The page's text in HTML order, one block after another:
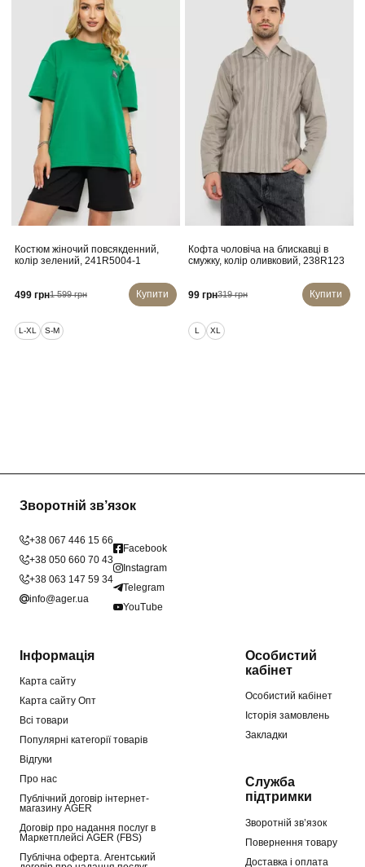
Костюм жіночий повсякденний,
колір зелений, 241R5004-1
499 грн1 599 грн Купити
L-XL S-M
Кофта чоловіча на блискавці в
смужку, колір оливковий, 238R123
99 грн319 грн Купити
L XL
Зворотній зв’язок
+38 067 446 15 66
+38 050 660 70 43
+38 063 147 59 34
info@ager.ua
Facebook
Instagram
Telegram
YouTube
Інформація
Карта сайту
Карта сайту Опт
Всі товари
Популярні категорії товарів
Відгуки
Про нас
Публічний договір інтернет-
магазину AGER
Договір про надання послуг в
Маркетплейсі AGER (FBS)
Публічна оферта. Агентський
Особистий
кабінет
Особистий кабінет
Історія замовлень
Закладки
Служба
підтримки
Зворотній зв’язок
Повернення товару
Доставка і оплата